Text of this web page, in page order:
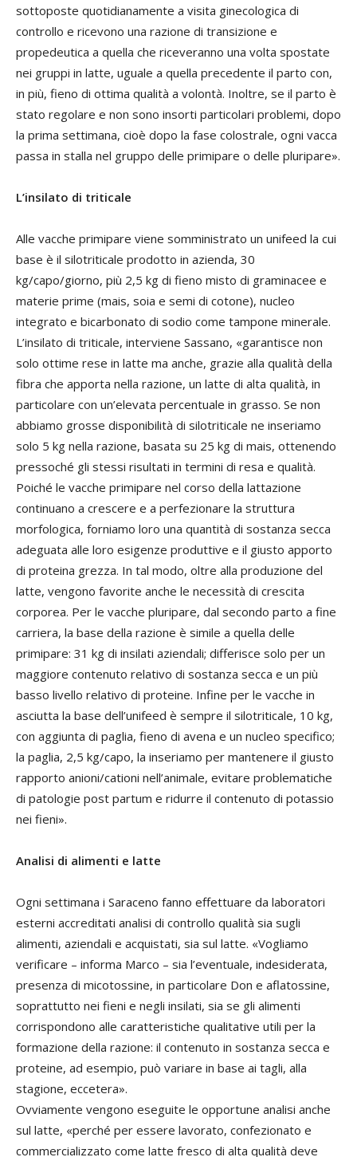
sottoposte quotidianamente a visita ginecologica di
controllo e ricevono una razione di transizione e
propedeutica a quella che riceveranno una volta spostate
nei gruppi in latte, uguale a quella precedente il parto con,
in più, fieno di ottima qualità a volontà. Inoltre, se il parto è
stato regolare e non sono insorti particolari problemi, dopo
la prima settimana, cioè dopo la fase colostrale, ogni vacca
passa in stalla nel gruppo delle primipare o delle pluripare».
L’insilato di triticale
Alle vacche primipare viene somministrato un unifeed la cui
base è il silotriticale prodotto in azienda, 30
kg/capo/giorno, più 2,5 kg di fieno misto di graminacee e
materie prime (mais, soia e semi di cotone), nucleo
integrato e bicarbonato di sodio come tampone minerale.
L’insilato di triticale, interviene Sassano, «garantisce non
solo ottime rese in latte ma anche, grazie alla qualità della
fibra che apporta nella razione, un latte di alta qualità, in
particolare con un’elevata percentuale in grasso. Se non
abbiamo grosse disponibilità di silotriticale ne inseriamo
solo 5 kg nella razione, basata su 25 kg di mais, ottenendo
pressoché gli stessi risultati in termini di resa e qualità.
Poiché le vacche primipare nel corso della lattazione
continuano a crescere e a perfezionare la struttura
morfologica, forniamo loro una quantità di sostanza secca
adeguata alle loro esigenze produttive e il giusto apporto
di proteina grezza. In tal modo, oltre alla produzione del
latte, vengono favorite anche le necessità di crescita
corporea. Per le vacche pluripare, dal secondo parto a fine
carriera, la base della razione è simile a quella delle
primipare: 31 kg di insilati aziendali; differisce solo per un
maggiore contenuto relativo di sostanza secca e un più
basso livello relativo di proteine. Infine per le vacche in
asciutta la base dell’unifeed è sempre il silotriticale, 10 kg,
con aggiunta di paglia, fieno di avena e un nucleo specifico;
la paglia, 2,5 kg/capo, la inseriamo per mantenere il giusto
rapporto anioni/cationi nell’animale, evitare problematiche
di patologie post partum e ridurre il contenuto di potassio
nei fieni».
Analisi di alimenti e latte
Ogni settimana i Saraceno fanno effettuare da laboratori
esterni accreditati analisi di controllo qualità sia sugli
alimenti, aziendali e acquistati, sia sul latte. «Vogliamo
verificare – informa Marco – sia l’eventuale, indesiderata,
presenza di micotossine, in particolare Don e aflatossine,
soprattutto nei fieni e negli insilati, sia se gli alimenti
corrispondono alle caratteristiche qualitative utili per la
formazione della razione: il contenuto in sostanza secca e
proteine, ad esempio, può variare in base ai tagli, alla
stagione, eccetera».
Ovviamente vengono eseguite le opportune analisi anche
sul latte, «perché per essere lavorato, confezionato e
commercializzato come latte fresco di alta qualità deve